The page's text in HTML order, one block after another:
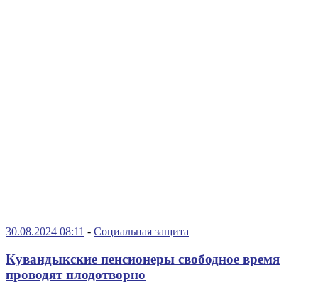
30.08.2024 08:11 - Социальная защита
Кувандыкские пенсионеры свободное время
проводят плодотворно